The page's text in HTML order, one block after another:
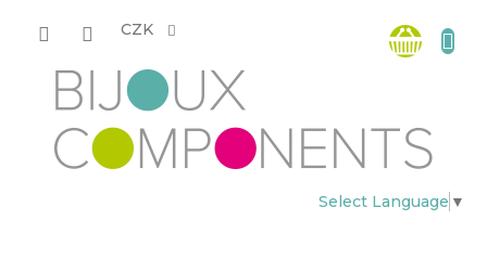
CZK
Select Language ▼
košík